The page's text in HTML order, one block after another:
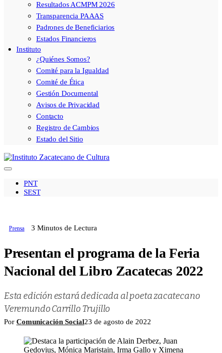
Resultados ACMPM 2026
Transparencia PAAAS
Padrones de Beneficiarios
Estados Financieros
Instituto
¿Quiénes Somos?
Comité para la Igualdad
Comité de Ética
Gestión Documental
Avisos de Privacidad
Contacto
Registro de Cambios
Estado del Sitio
PNT
SEST
Prensa 3 Minutos de Lectura
Presentan el programa de la Feria
Nacional del Libro Zacatecas 2022
Esta edición estará dedicada al poeta zacatecano
Veremundo Carrillo Trujillo
Por Comunicación Social23 de agosto de 2022